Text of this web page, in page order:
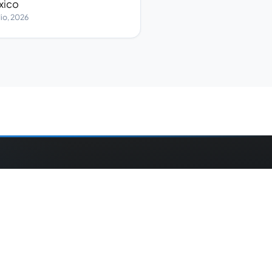
2026